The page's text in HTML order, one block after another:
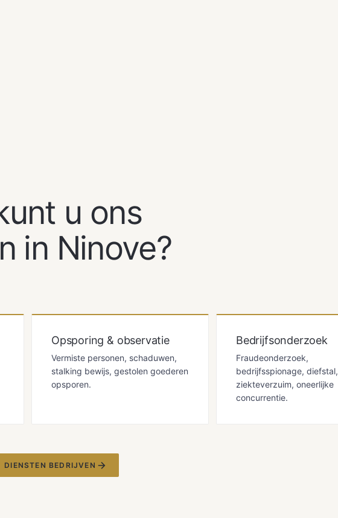
u ons
in Ninove?
Opsporing & observatie
Vermiste personen, schaduwen,
stalking bewijs, gestolen goederen
opsporen.
Bedrijfsonderzoek
Fraudeonderzoek,
bedrijfsspionage, diefstal,
ziekteverzuim, oneerlijke
concurrentie.
DIENSTEN BEDRIJVEN